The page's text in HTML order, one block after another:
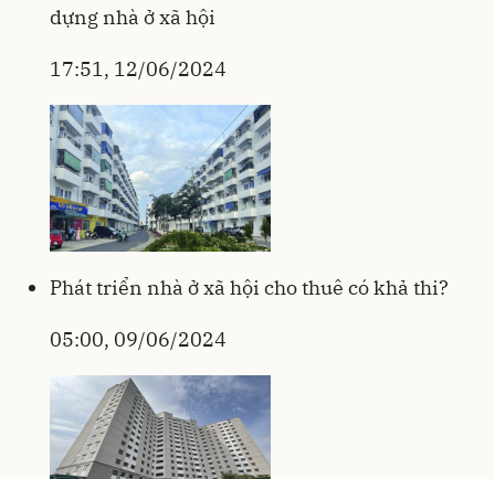
dựng nhà ở xã hội
17:51, 12/06/2024
Phát triển nhà ở xã hội cho thuê có khả thi?
05:00, 09/06/2024